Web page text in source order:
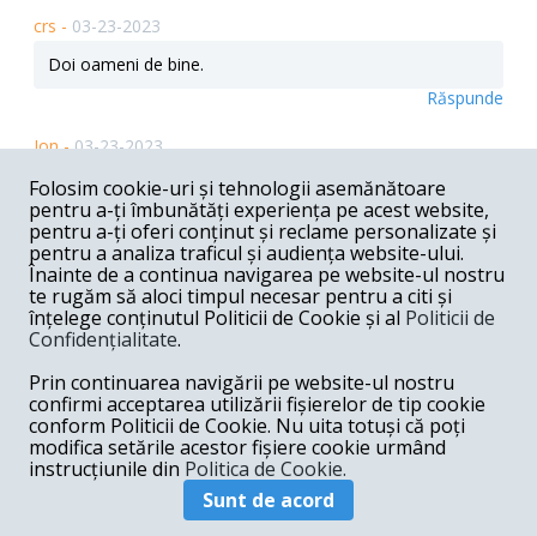
crs - 03-23-2023
Doi oameni de bine.
Răspunde
Ion -03-23-2023
Xi Jinping le-a intors vizita lui Nicolae Milescu Spătaru.
Răspunde
Lili -03-23-2023
China a venit la Moscova sperind sa aduca in fata lumii
pacea mult dorita in Ucraina .A facut si ea ce au facut si
turcii la Plevna .Putin nici nu a clipit . Aruncam cu
dat din umeri si a plecat dis de dimineta .Acum China mai
are doar o singura solutie . China va condamna
agresiunea si il va lasa balta pe Putin .A inteles si ea tirziu
cum sta treba si de ce face Putin tot ceea ce face
.Germaniei ii creste „pipota” de fericire .
Folosim cookie-uri și tehnologii asemănătoare
pentru a-ți îmbunătăți experiența pe acest website,
pentru a-ți oferi conținut și reclame personalizate și
pentru a analiza traficul și audiența website-ului.
Înainte de a continua navigarea pe website-ul nostru
te rugăm să aloci timpul necesar pentru a citi și
înțelege conținutul Politicii de Cookie și al Politicii de
Confidențialitate.
Prin continuarea navigării pe website-ul nostru
confirmi acceptarea utilizării fișierelor de tip cookie
conform Politicii de Cookie. Nu uita totuși că poți
modifica setările acestor fișiere cookie urmând
instrucțiunile din Politica de Cookie.
Sunt de acord